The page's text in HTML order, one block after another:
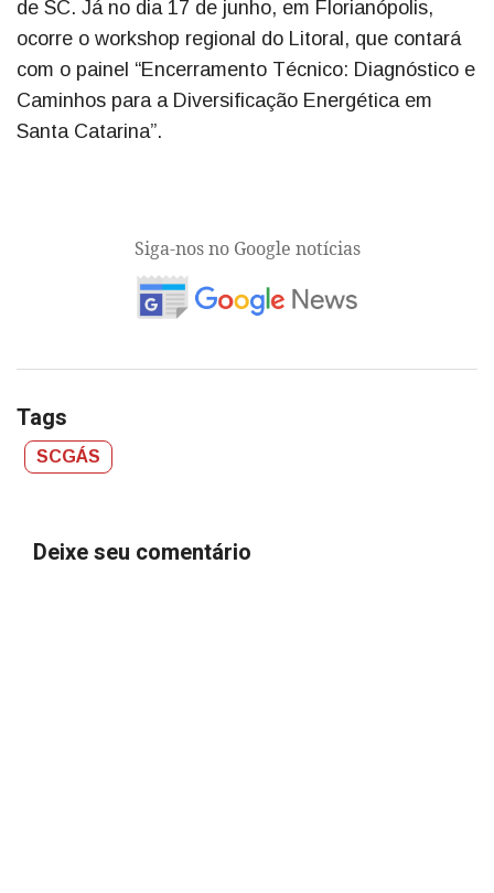
de SC. Já no dia 17 de junho, em Florianópolis,
ocorre o workshop regional do Litoral, que contará
com o painel “Encerramento Técnico: Diagnóstico e
Caminhos para a Diversificação Energética em
Santa Catarina”.
Siga-nos no Google notícias
Tags
SCGÁS
Deixe seu comentário